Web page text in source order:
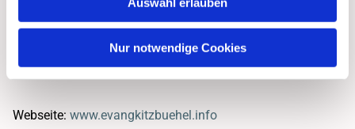
Nur notwendige Cookies
Webseite: www.evangkitzbuehel.info